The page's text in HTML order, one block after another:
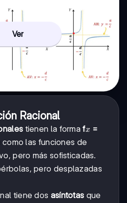
Ver
Racional
tienen la formafx
x =
las funciones de
pero más sofisticadas.
pero desplazadas
tiene dos asíntotas que